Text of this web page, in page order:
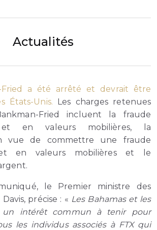
Actualités
Fried a été arrêté et devrait être
États-Unis. Les charges retenues
Fried incluent la fraude
et en valeurs mobilières, la
vue de commettre une fraude
en valeurs mobilières et le
le Premier ministre des
précise : « Les Bahamas et les
un intérêt commun à tenir pour
les individus associés à FTX qui